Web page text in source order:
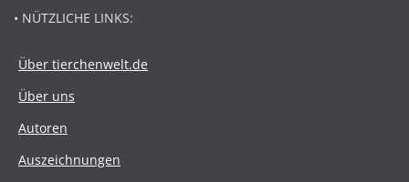
• NÜTZLICHE LINKS:
Über tierchenwelt.de
Über uns
Autoren
Auszeichnungen